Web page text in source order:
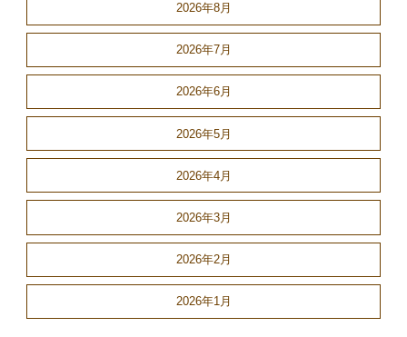
2026年8月
2026年7月
2026年6月
2026年5月
2026年4月
2026年3月
2026年2月
2026年1月